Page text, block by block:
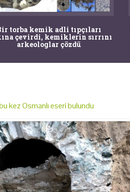
torba kemik adli tıpçıları
çevirdi, kemiklerin sırrını
arkeologlar çözdü
kez Osmanlı eseri bulundu